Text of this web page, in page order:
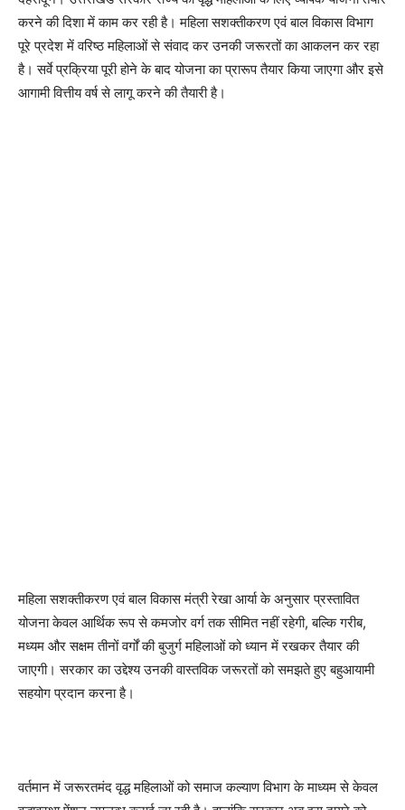
करने की दिशा में काम कर रही है। महिला सशक्तीकरण एवं बाल विकास विभाग
पूरे प्रदेश में वरिष्ठ महिलाओं से संवाद कर उनकी जरूरतों का आकलन कर रहा
है। सर्वे प्रक्रिया पूरी होने के बाद योजना का प्रारूप तैयार किया जाएगा और इसे
आगामी वित्तीय वर्ष से लागू करने की तैयारी है।
महिला सशक्तीकरण एवं बाल विकास मंत्री रेखा आर्या के अनुसार प्रस्तावित
योजना केवल आर्थिक रूप से कमजोर वर्ग तक सीमित नहीं रहेगी, बल्कि गरीब,
मध्यम और सक्षम तीनों वर्गों की बुजुर्ग महिलाओं को ध्यान में रखकर तैयार की
जाएगी। सरकार का उद्देश्य उनकी वास्तविक जरूरतों को समझते हुए बहुआयामी
सहयोग प्रदान करना है।
वर्तमान में जरूरतमंद वृद्ध महिलाओं को समाज कल्याण विभाग के माध्यम से केवल